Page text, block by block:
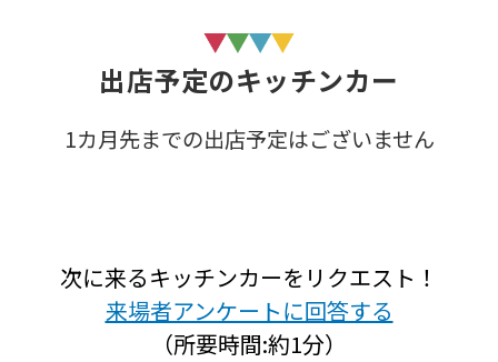
出店予定のキッチンカー
1カ月先までの出店予定はございません
次に来るキッチンカーをリクエスト！
来場者アンケートに回答する
（所要時間:約1分）